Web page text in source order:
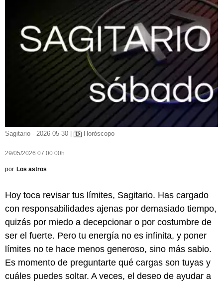
Sagitario - 2026-05-30 | Horóscopo
29/05/2026 07:00:00h
por Los astros
Hoy toca revisar tus límites, Sagitario. Has cargado
con responsabilidades ajenas por demasiado tiempo,
quizás por miedo a decepcionar o por costumbre de
ser el fuerte. Pero tu energía no es infinita, y poner
límites no te hace menos generoso, sino más sabio.
Es momento de preguntarte qué cargas son tuyas y
cuáles puedes soltar. A veces, el deseo de ayudar a